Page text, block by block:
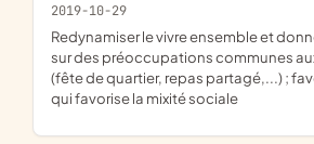
2019-10-29
redynamiser le vivre ensemble et donner une image positive du quartier ; faire le lien avec les bailleurs sociaux et les services publics
sur des préoccupations communes
(fête de quartier, repas partagé,...) ;
qui favorise la mixité sociale